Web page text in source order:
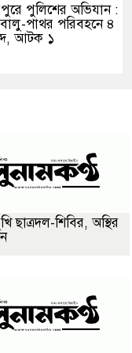
পুলিশের অভিযান :
পাথর পরিবহনে ৪
আটক ১
ছাত্রদল-শিবির, অস্থির